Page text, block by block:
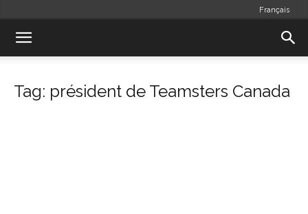
Français
Tag: président de Teamsters Canada